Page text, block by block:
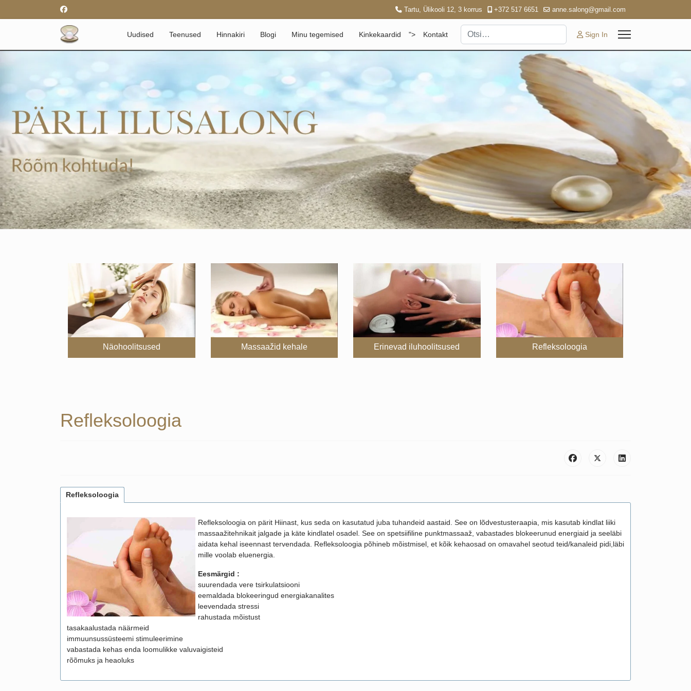
Tartu, Ülikooli 12, 3 korrus +372 517 6651 anne.salong@gmail.com
Uudised Teenused Hinnakiri Blogi Minu tegemised Kinkekaardid "> Kontakt
Otsi
Sign In
Näohoolitsused Massaažid kehale Erinevad iluhoolitsused Refleksoloogia
Refleksoloogia
Refleksoloogia
Refleksoloogia on pärit Hiinast, kus seda on kasutatud juba tuhandeid aastaid. See on lõdvestusteraapia, mis kasutab kindlat liiki
massaažitehnikait jalgade ja käte kindlatel osadel. See on spetsiifiline punktmassaaž, vabastades blokeerunud energiaid ja seeläbi
aidata kehal iseennast tervendada. Refleksoloogia põhineb mõistmisel, et kõik kehaosad on omavahel seotud teid/kanaleid pidi,läbi
mille voolab eluenergia.
Eesmärgid :
suurendada vere tsirkulatsiooni
eemaldada blokeeringud energiakanalites
leevendada stressi
rahustada mõistust
tasakaalustada näärmeid
immuunsussüsteemi stimuleerimine
vabastada kehas enda loomulikke valuvaigisteid
rõõmuks ja heaoluks